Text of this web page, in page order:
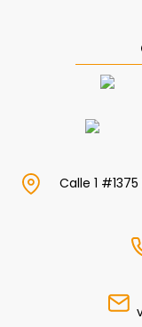
Calle 1